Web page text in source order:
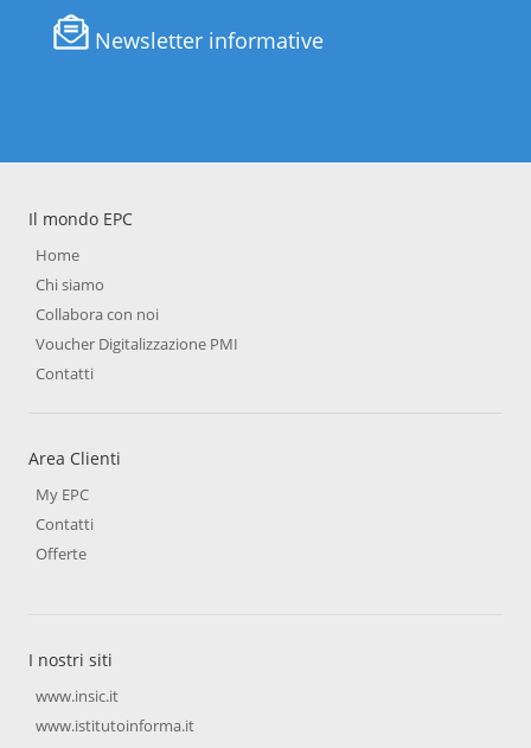
Newsletter informative
Il mondo EPC
Home
Chi siamo
Collabora con noi
Voucher Digitalizzazione PMI
Contatti
Area Clienti
My EPC
Contatti
Offerte
I nostri siti
www.insic.it
www.istitutoinforma.it